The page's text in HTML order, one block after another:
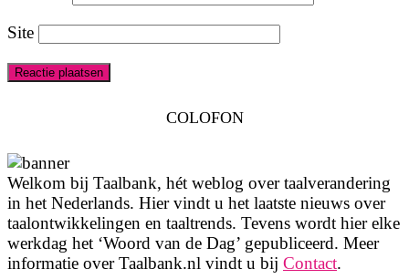
Site
COLOFON
Welkom bij Taalbank, hét weblog over taalverandering
in het Nederlands. Hier vindt u het laatste nieuws over
taalontwikkelingen en taaltrends. Tevens wordt hier elke
werkdag het ‘Woord van de Dag’ gepubliceerd. Meer
informatie over Taalbank.nl vindt u bij Contact.